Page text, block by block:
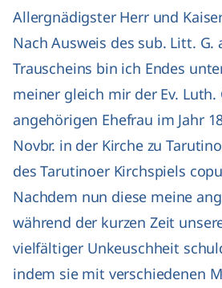
Allergnädigster Herr und
Nach Ausweis des sub. Litt. G.
Trauscheins bin ich Endes
meiner gleich mir der Ev. Luth.
angehörigen Ehefrau im Jahr
Novbr. in der Kirche zu
des Tarutinoer Kirchspiels
Nachdem nun diese meine
während der kurzen Zeit
vielfältiger Unkeuschheit
indem sie mit verschiedenen